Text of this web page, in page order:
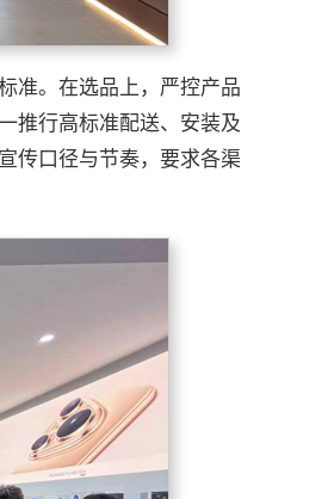
准。在选品上，严控产品
推行高标准配送、安装及
传口径与节奏，要求各渠